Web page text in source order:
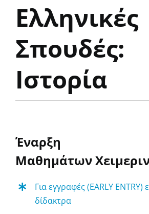
Ελληνικές
Σπουδές:
Ιστορία
Έναρξη
Μαθημάτων
Για εγγραφές (EARLY ENTRY)
δίδακτρα